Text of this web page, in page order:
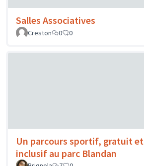
Salles Associatives
Creston
0 0
Un parcours sportif, gratuit et
inclusif au parc Blandan